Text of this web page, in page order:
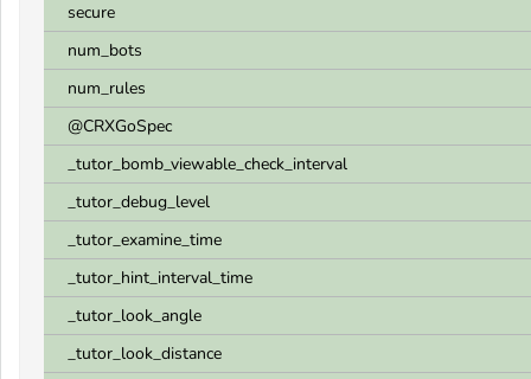
secure
num_bots
num_rules
@CRXGoSpec
_tutor_bomb_viewable_check_interval
_tutor_debug_level
_tutor_examine_time
_tutor_hint_interval_time
_tutor_look_angle
_tutor_look_distance